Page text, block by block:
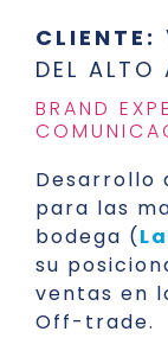
CLIENTE:
DEL ALTO
BRAND
Desarrollo
para las
bodega (
su
ventas en
Off-trade.